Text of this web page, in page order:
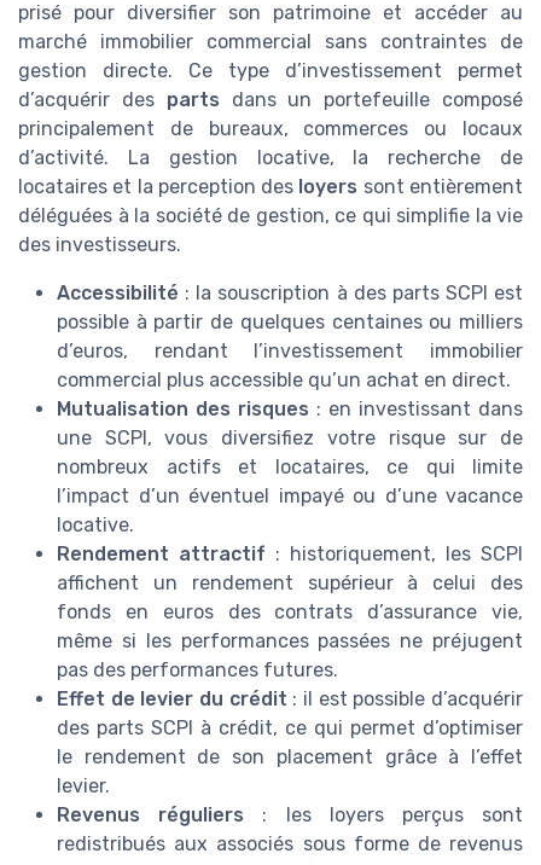
prisé pour diversifier son patrimoine et accéder au
marché immobilier commercial sans contraintes de
gestion directe. Ce type d’investissement permet
d’acquérir des parts dans un portefeuille composé
principalement de bureaux, commerces ou locaux
d’activité. La gestion locative, la recherche de
locataires et la perception des loyers sont entièrement
déléguées à la société de gestion, ce qui simplifie la vie
des investisseurs.
Accessibilité : la souscription à des parts SCPI est
possible à partir de quelques centaines ou milliers
d’euros, rendant l’investissement immobilier
commercial plus accessible qu’un achat en direct.
Mutualisation des risques : en investissant dans
une SCPI, vous diversifiez votre risque sur de
nombreux actifs et locataires, ce qui limite
l’impact d’un éventuel impayé ou d’une vacance
locative.
Rendement attractif : historiquement, les SCPI
affichent un rendement supérieur à celui des
fonds en euros des contrats d’assurance vie,
même si les performances passées ne préjugent
pas des performances futures.
Effet de levier du crédit : il est possible d’acquérir
des parts SCPI à crédit, ce qui permet d’optimiser
le rendement de son placement grâce à l’effet
levier.
Revenus réguliers : les loyers perçus sont
redistribués aux associés sous forme de revenus